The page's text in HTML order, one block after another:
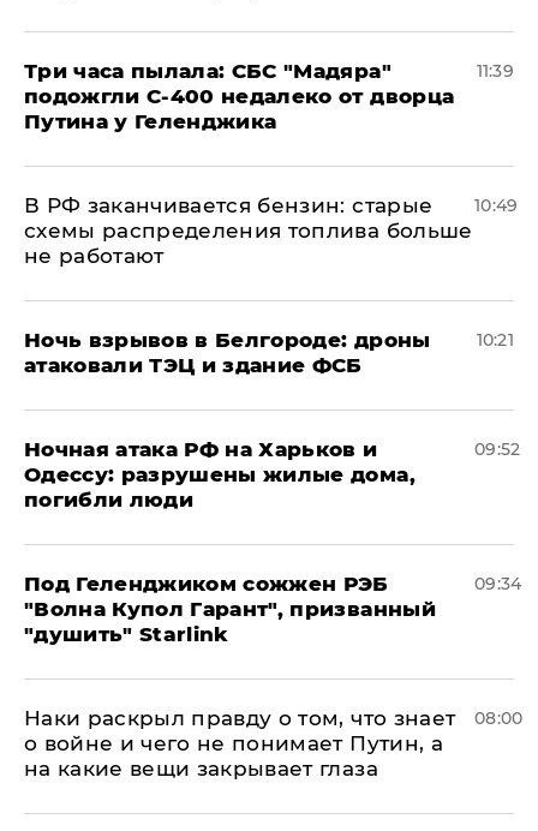
Три часа пылала: СБС "Мадяра"
подожгли С-400 недалеко от дворца
Путина у Геленджика
11:39
​В РФ заканчивается бензин: старые
схемы распределения топлива больше
не работают
10:49
​Ночь взрывов в Белгороде: дроны
атаковали ТЭЦ и здание ФСБ
10:21
​Ночная атака РФ на Харьков и
Одессу: разрушены жилые дома,
погибли люди
09:52
Под Геленджиком сожжен РЭБ
"Волна Купол Гарант", призванный
"душить" Starlink
09:34
Наки раскрыл правду о том, что знает
о войне и чего не понимает Путин, а
на какие вещи закрывает глаза
08:00